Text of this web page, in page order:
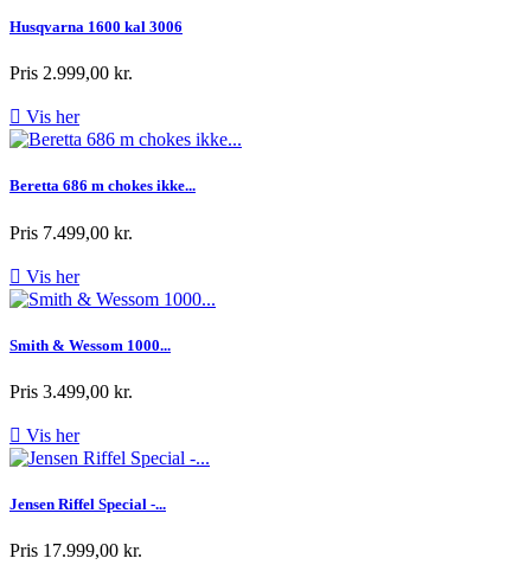
Husqvarna 1600 kal 3006
Pris 2.999,00 kr.
 Vis her
Beretta 686 m chokes ikke...
Pris 7.499,00 kr.
 Vis her
Smith & Wessom 1000...
Pris 3.499,00 kr.
 Vis her
Jensen Riffel Special -...
Pris 17.999,00 kr.